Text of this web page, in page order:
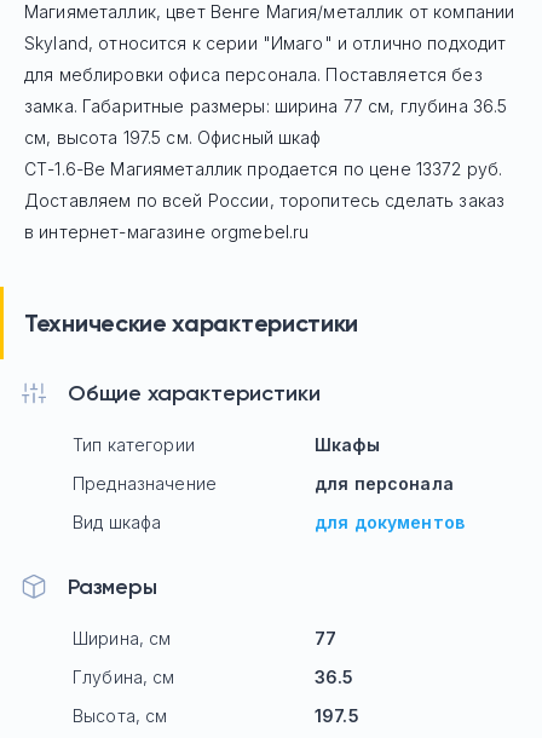
Магияметаллик, цвет Венге Магия/металлик от компании
Skyland, относится к серии "Имаго" и отлично подходит
для меблировки офиса персонала. Поставляется без
замка. Габаритные размеры: ширина 77 см, глубина 36.5
см, высота 197.5 см. Офисный шкаф
СТ-1.6-Ве Магияметаллик продается по цене 13372 руб.
Доставляем по всей России, торопитесь сделать заказ
в интернет-магазине orgmebel.ru
Технические характеристики
Общие характеристики
Тип категории
Шкафы
Предназначение
для персонала
Вид шкафа
для документов
Размеры
Ширина, см
77
Глубина, см
36.5
Высота, см
197.5